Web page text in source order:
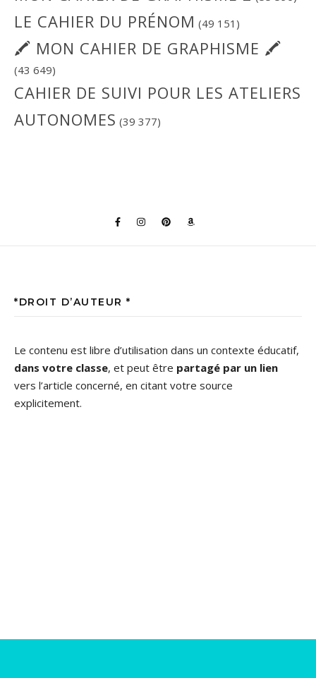
LE CAHIER DU PRÉNOM (49 151)
🖍 MON CAHIER DE GRAPHISME 🖍
(43 649)
CAHIER DE SUIVI POUR LES ATELIERS
AUTONOMES (39 377)
*DROIT D’AUTEUR *
Le contenu est libre d’utilisation dans un contexte éducatif,
dans votre classe, et peut être partagé par un lien
vers l’article concerné, en citant votre source
explicitement.